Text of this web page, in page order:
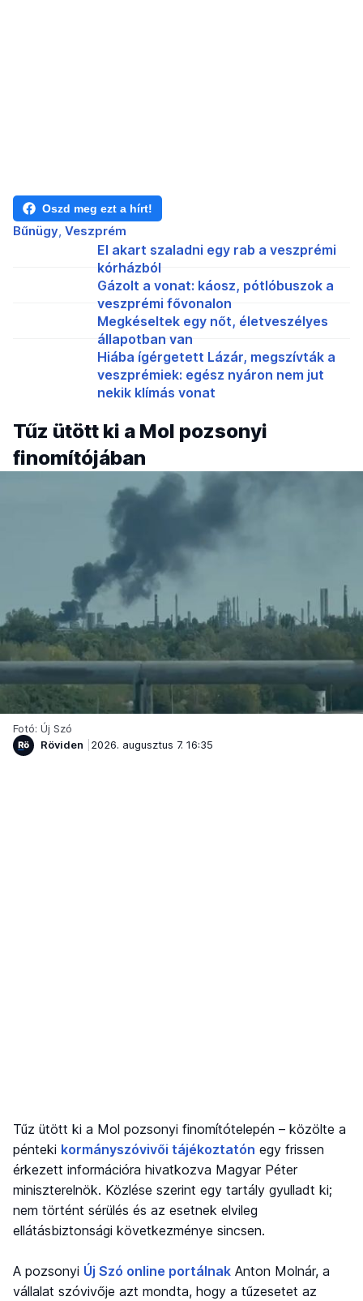
Oszd meg ezt a hírt!
Bűnügy Veszprém
El akart szaladni egy rab a veszprémi
kórházból
Gázolt a vonat: káosz, pótlóbuszok a
veszprémi fővonalon
Megkéseltek egy nőt, életveszélyes
állapotban van
Hiába ígérgetett Lázár, megszívták a
veszprémiek: egész nyáron nem jut
nekik klímás vonat
Tűz ütött ki a Mol pozsonyi
finomítójában
Fotó: Új Szó
Röviden
2026. augusztus 7. 16:35
Tűz ütött ki a Mol pozsonyi finomítótelepén – közölte a
pénteki kormányszóvivői tájékoztatón egy frissen
érkezett információra hivatkozva Magyar Péter
miniszterelnök. Közlése szerint egy tartály gyulladt ki;
nem történt sérülés és az esetnek elvileg
ellátásbiztonsági következménye sincsen.
A pozsonyi Új Szó online portálnak Anton Molnár, a
vállalat szóvivője azt mondta, hogy a tűzesetet az